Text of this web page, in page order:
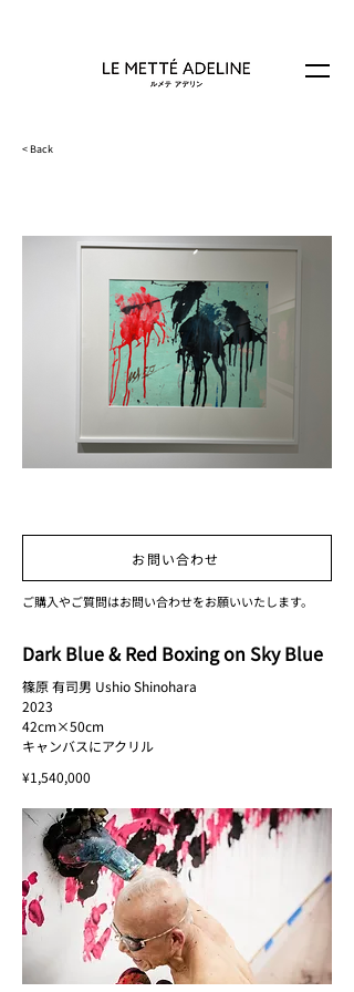
< Back
お問い合わせ
ご購入やご質問はお問い合わせをお願いいたします。
Dark Blue & Red Boxing on Sky Blue
篠原 有司男 Ushio Shinohara
2023
42cm×50cm
キャンバスにアクリル
¥1,540,000